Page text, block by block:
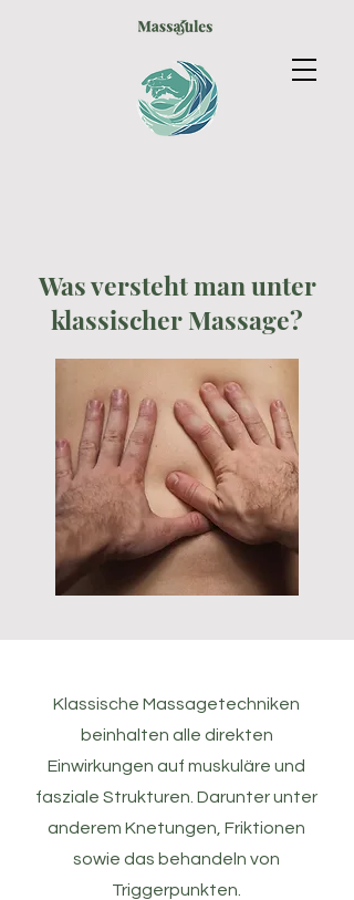
Was versteht man unter
klassischer Massage?
Klassische Massagetechniken
beinhalten alle direkten
Einwirkungen auf muskuläre und
fasziale Strukturen. Darunter unter
anderem Knetungen, Friktionen
sowie das behandeln von
Triggerpunkten.